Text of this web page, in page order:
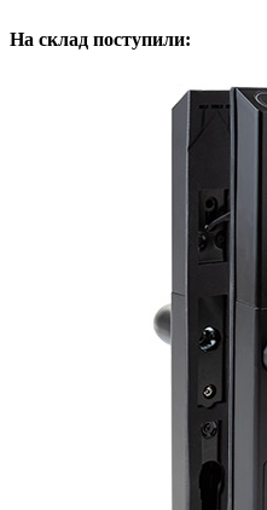
На склад поступили: